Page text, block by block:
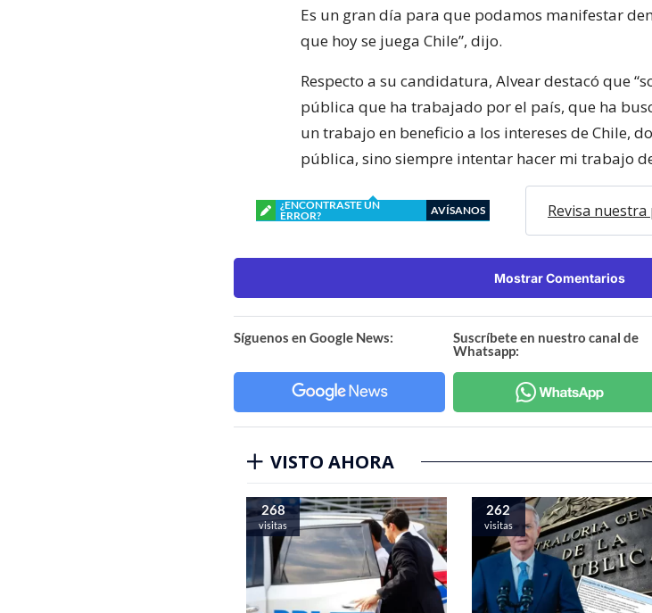
Es un gran día para que podamos manifestar
que hoy se juega Chile”, dijo.
Respecto a su candidatura, Alvear destacó que
pública que ha trabajado por el país, que ha
un trabajo en beneficio a los intereses de Chile,
pública, sino siempre intentar hacer mi trabajo
¿ENCONTRASTE UN
ERROR?
AVÍSANOS Revisa
Mostrar Comentarios
Síguenos en Google News:
Suscríbete en nuestro canal de
Whatsapp:
VISTO AHORA
268
visitas
262
visitas